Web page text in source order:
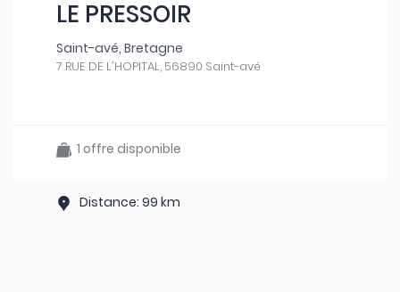
LE PRESSOIR
Saint-avé, Bretagne
7 RUE DE L'HOPITAL, 56890 Saint-avé
1 offre disponible
Distance: 99 km